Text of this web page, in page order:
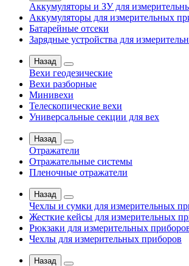
Аккумуляторы и ЗУ для
Аккумуляторы для измерительных
Батарейные отсеки
Зарядные устройства для
Назад
Вехи геодезические
Вехи разборные
Минивехи
Телескопические вехи
Универсальные секции для вех
Назад
Отражатели
Отражательные системы
Пленочные отражатели
Назад
Чехлы и сумки для измерительных
Жесткие кейсы для измерительных
Рюкзаки для измерительных
Чехлы для измерительных приборов
Назад